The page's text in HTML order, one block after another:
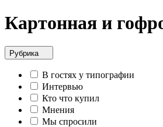
Картонная и
Рубрика
В гостях у типографии
Интервью
Кто что купил
Мнения
Мы спросили